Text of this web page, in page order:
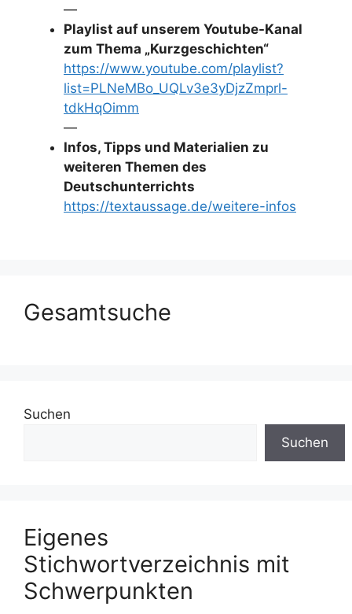
—
Playlist auf unserem Youtube-Kanal
zum Thema „Kurzgeschichten“
https://www.youtube.com/playlist?
list=PLNeMBo_UQLv3e3yDjzZmprl-
tdkHqOimm
—
Infos, Tipps und Materialien zu
weiteren Themen des
Deutschunterrichts
https://textaussage.de/weitere-infos
Gesamtsuche
Suchen
Suchen
Eigenes
Stichwortverzeichnis mit
Schwerpunkten